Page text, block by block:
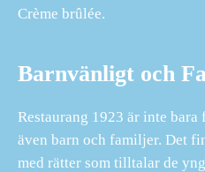
Crème brûlée.
Barnvänligt och
Restaurang 1923 är inte
även barn och familjer. Det
med rätter som tilltalar de